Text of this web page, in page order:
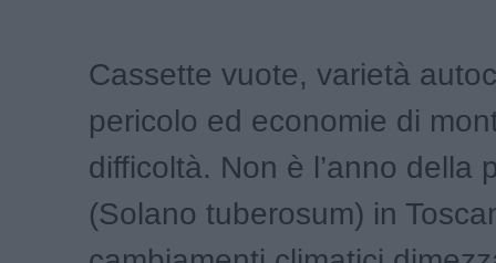
Cassette vuote, varietà
pericolo ed economie di
difficoltà. Non è l’anno della
(Solano tuberosum) in